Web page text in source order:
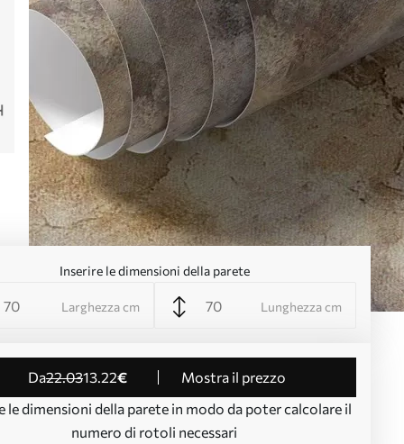
Inserire le dimensioni della parete
Larghezza cm Lunghezza cm
da22.0313.22€
Mostra il prezzo
le dimensioni della parete in modo da poter calcolare il
numero di rotoli necessari